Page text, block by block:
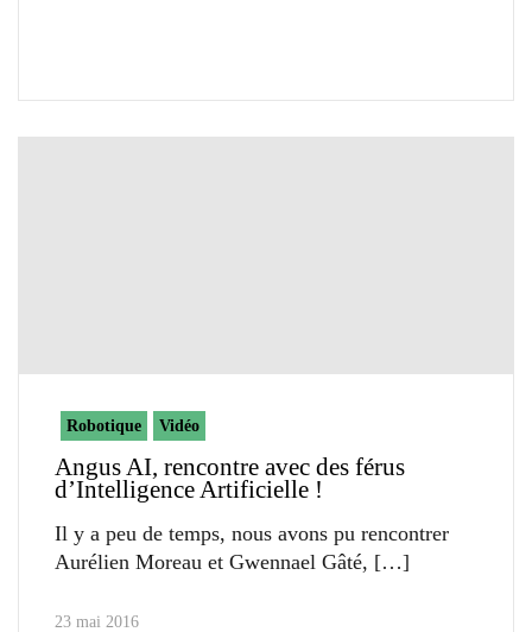
Robotique Vidéo
Angus AI, rencontre avec des férus
d’Intelligence Artificielle !
Il y a peu de temps, nous avons pu rencontrer
Aurélien Moreau et Gwennael Gâté,
23 mai 2016